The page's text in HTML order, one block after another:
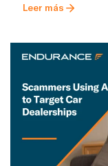
Leer más